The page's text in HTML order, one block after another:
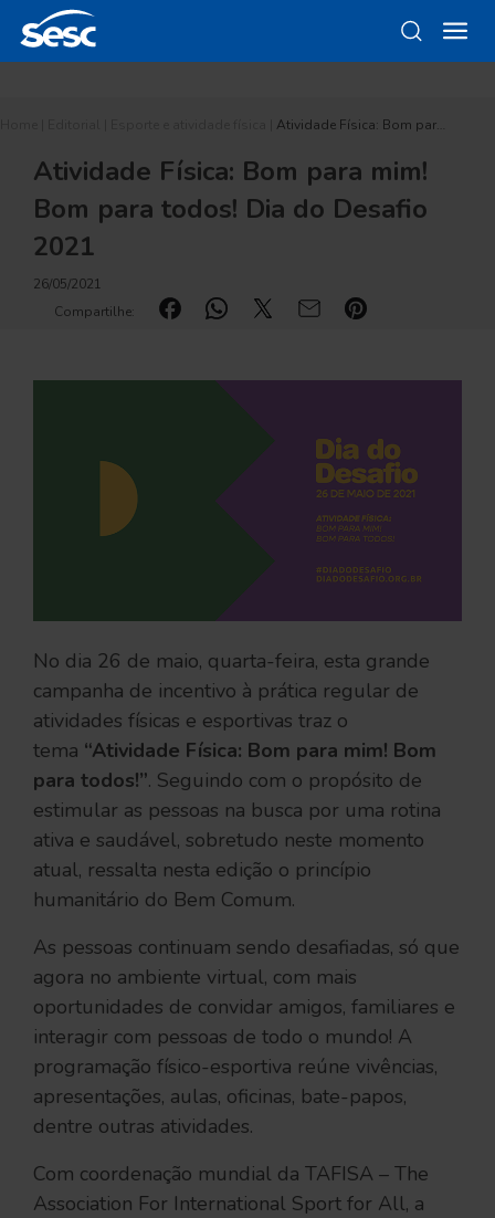
Atividade Física: Bom par…
Atividade Física: Bom para mim!
Bom para todos! Dia do Desafio
2021
26/05/2021
Compartilhe:
No dia 26 de maio, quarta-feira, esta grande
campanha de incentivo à prática regular de
atividades físicas e esportivas traz o
tema “Atividade Física: Bom para mim! Bom
para todos!”. Seguindo com o propósito de
estimular as pessoas na busca por uma rotina
ativa e saudável, sobretudo neste momento
atual, ressalta nesta edição o princípio
humanitário do Bem Comum.
As pessoas continuam sendo desafiadas, só que
agora no ambiente virtual, com mais
oportunidades de convidar amigos, familiares e
interagir com pessoas de todo o mundo! A
programação físico-esportiva reúne vivências,
apresentações, aulas, oficinas, bate-papos,
dentre outras atividades.
Com coordenação mundial da TAFISA – The
Association For International Sport for All, a